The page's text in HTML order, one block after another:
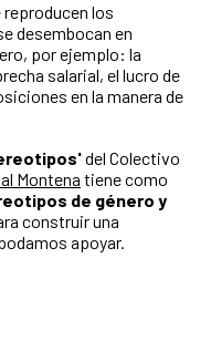
los
desembocan en
por ejemplo: la
salarial, el lucro de
en la manera de
del Colectivo
Montena tiene como
de género y
construir una
apoyar.